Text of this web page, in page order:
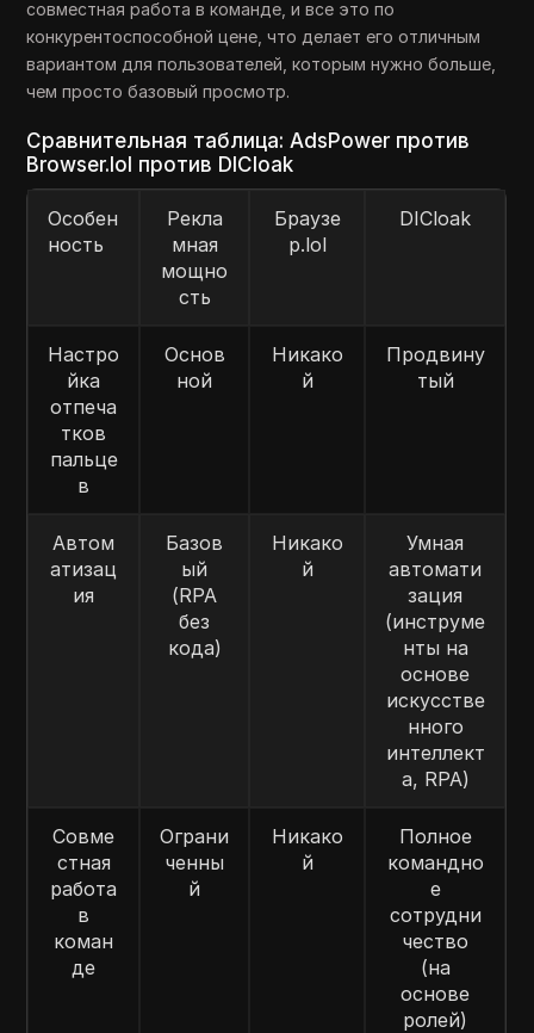
совместная работа в команде, и все это по
конкурентоспособной цене, что делает его отличным
вариантом для пользователей, которым нужно больше,
чем просто базовый просмотр.
Сравнительная таблица: AdsPower против
Browser.lol против DICloak
Особен
ность
Рекла
мная
мощно
сть
Браузе
р.lol
DICloak
Настро
йка
отпеча
тков
пальце
в
Основ
ной
Никако
й
Продвину
тый
Автом
атизац
ия
Базов
ый
(RPA
без
кода)
Никако
й
Умная
автомати
зация
(инструме
нты на
основе
искусстве
нного
интеллект
а, RPA)
Совме
стная
работа
в
коман
де
Ограни
ченны
й
Никако
й
Полное
командно
е
сотрудни
чество
(на
основе
ролей)